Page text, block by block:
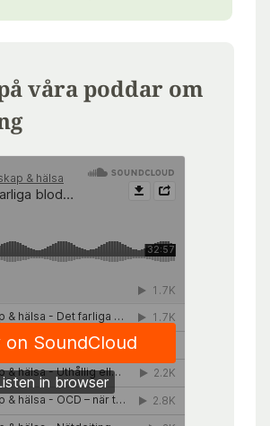
våra poddar om